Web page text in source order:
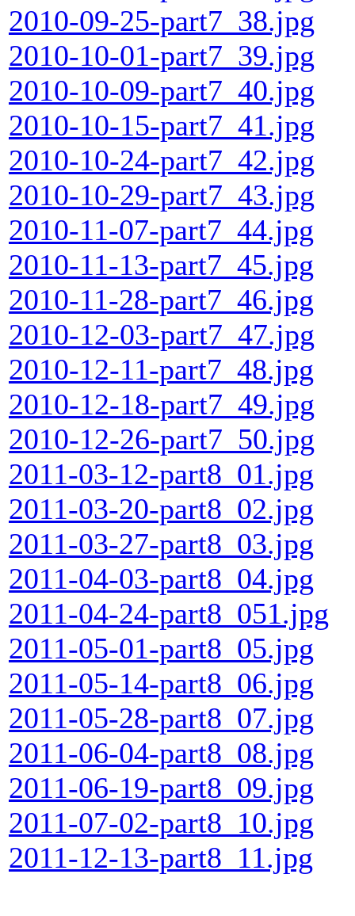
2010-09-25-part7_38.jpg
2010-10-01-part7_39.jpg
2010-10-09-part7_40.jpg
2010-10-15-part7_41.jpg
2010-10-24-part7_42.jpg
2010-10-29-part7_43.jpg
2010-11-07-part7_44.jpg
2010-11-13-part7_45.jpg
2010-11-28-part7_46.jpg
2010-12-03-part7_47.jpg
2010-12-11-part7_48.jpg
2010-12-18-part7_49.jpg
2010-12-26-part7_50.jpg
2011-03-12-part8_01.jpg
2011-03-20-part8_02.jpg
2011-03-27-part8_03.jpg
2011-04-03-part8_04.jpg
2011-04-24-part8_051.jpg
2011-05-01-part8_05.jpg
2011-05-14-part8_06.jpg
2011-05-28-part8_07.jpg
2011-06-04-part8_08.jpg
2011-06-19-part8_09.jpg
2011-07-02-part8_10.jpg
2011-12-13-part8_11.jpg